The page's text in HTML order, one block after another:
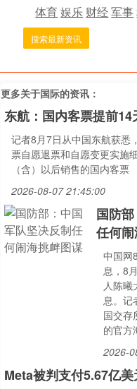
体育娱乐 财经军事
搜索最新资讯
更多关于国际的资讯：
东航：国内客票提前14
记者8月7日从中国东航获悉
票自愿退票和自愿变更实施
（含）以后销售的国内客票
2026-08-07 21:45:00
国防
任何
中国网
息，8
人陈曦
息。记
国交存
的官方
2026-
Meta被判支付5.67亿美